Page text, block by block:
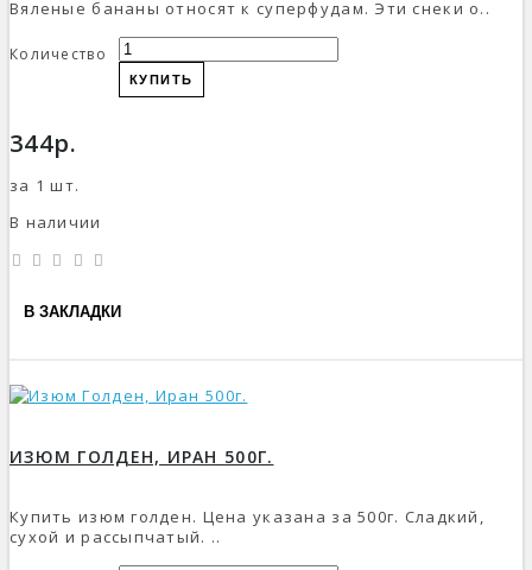
Вяленые бананы относят к суперфудам. Эти снеки о..
Количество
КУПИТЬ
344р.
за 1 шт.
В наличии
В ЗАКЛАДКИ
ИЗЮМ ГОЛДЕН, ИРАН 500Г.
Купить изюм голден. Цена указана за 500г. Сладкий,
сухой и рассыпчатый. ..